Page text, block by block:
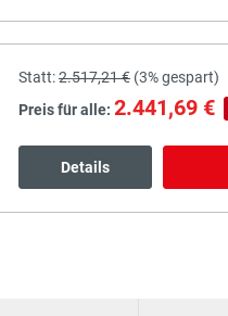
Statt:2.517,21 € (3%gespart)
Preis für alle: 2.441,69 €
Details